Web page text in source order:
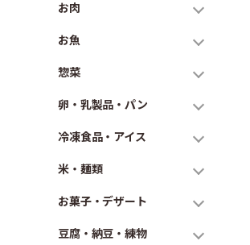
お肉
お魚
惣菜
卵・乳製品・パン
冷凍食品・アイス
米・麺類
お菓子・デザート
豆腐・納豆・練物